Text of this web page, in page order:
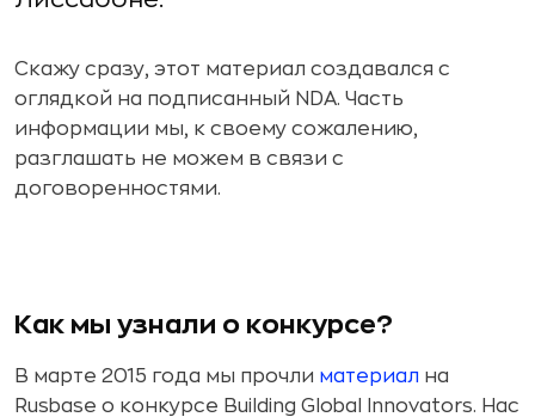
Скажу сразу, этот материал создавался с
оглядкой на подписанный NDA. Часть
информации мы, к своему сожалению,
разглашать не можем в связи с
договоренностями.
Как мы узнали о конкурсе?
В марте 2015 года мы прочли материал на
Rusbase о конкурсе Building Global Innovators. Нас